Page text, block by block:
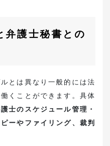
弁護士秘書との
とは異なり一般的には法
くことができます。具体
士のスケジュール管理・
ーやファイリング、裁判